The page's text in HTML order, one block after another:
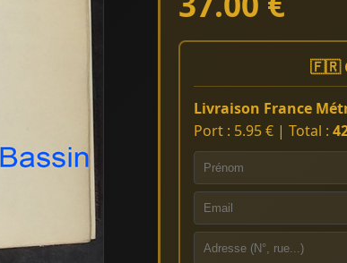
🇫🇷
Livraison France
Port : 5.95 € | Total :